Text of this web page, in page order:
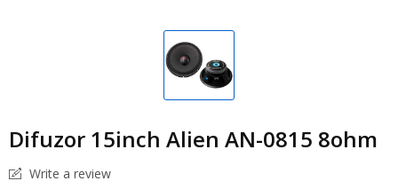
Difuzor 15inch Alien AN-0815 8ohm
Write a review